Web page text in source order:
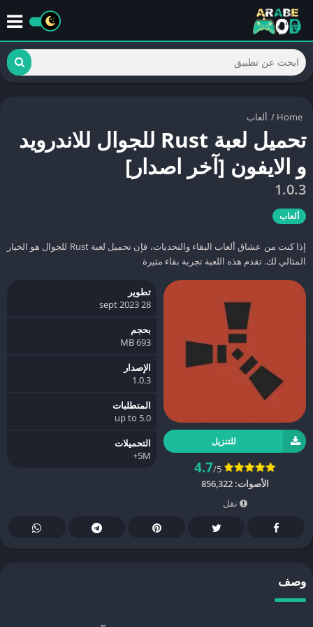
Home
/ ألعاب
تحميل لعبة Rust للجوال للاندرويد
و الايفون [آخر اصدار]
1.0.3
ألعاب
إذا كنت من عشاق ألعاب البقاء والتحديات، فإن تحميل لعبة Rust للجوال هو الخيار
المثالي لك. تقدم هذه اللعبة تجربة بقاء مثيرة
للتنزيل
4.7/5
الأصوات:856,322
نقل
تطوير
28 sept 2023
بحجم
693 MB
الإصدار
1.0.3
المتطلبات
5.0 up to
التحميلات
5M+
وصف